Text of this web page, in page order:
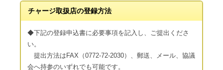
チャージ取扱店の登録方法
◆下記の登録申込書に必要事項を記入し、ご提出くださ
い。
提出方法はFAX（0772-72-2030）、郵送、メール、協議
会へ持参のいずれでも可能です。